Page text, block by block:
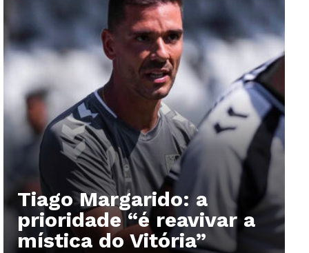
Tiago Margarido: a
prioridade “é reavivar a
mística do Vitória”